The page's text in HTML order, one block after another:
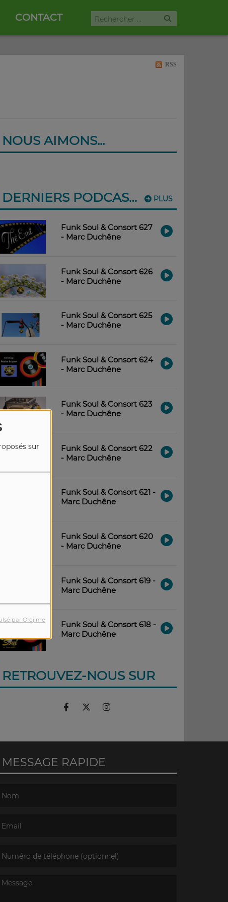
sur
par Orejime
CONTACT
RSS
NOUS AIMONS...
PLUS
DERNIERS PODCASTS
Funk Soul & Consort 627
- Marc Duchêne
Funk Soul & Consort 626
- Marc Duchêne
Funk Soul & Consort 625
- Marc Duchêne
Funk Soul & Consort 624
- Marc Duchêne
Funk Soul & Consort 623
- Marc Duchêne
Funk Soul & Consort 622
- Marc Duchêne
Funk Soul & Consort 621 -
Marc Duchêne
Funk Soul & Consort 620
- Marc Duchêne
Funk Soul & Consort 619 -
Marc Duchêne
Funk Soul & Consort 618 -
Marc Duchêne
RETROUVEZ-NOUS SUR
MESSAGE RAPIDE